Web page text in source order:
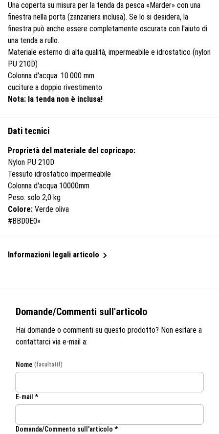
Una coperta su misura per la tenda da pesca «Marder» con una
finestra nella porta (zanzariera inclusa). Se lo si desidera, la
finestra può anche essere completamente oscurata con l'aiuto di
una tenda a rullo.
Materiale esterno di alta qualità, impermeabile e idrostatico (nylon
PU 210D)
Colonna d'acqua: 10.000 mm
cuciture a doppio rivestimento
Nota: la tenda non è inclusa!
Dati tecnici
Proprietà del materiale del copricapo:
Nylon PU 210D
Tessuto idrostatico impermeabile
Colonna d'acqua 10000mm
Peso: solo 2,0 kg
Colore: Verde oliva
#BBD0E0»
Informazioni legali articolo
Domande/Commenti sull'articolo
Hai domande o commenti su questo prodotto? Non esitare a
contattarci via e-mail a:
Nome (facultatif)
E-mail *
Domanda/Commento sull'articolo *